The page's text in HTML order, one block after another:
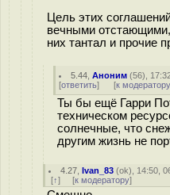
Цель этих
вечными
них тантал и прочие
5.44 ,Аноним (56),
[ответить] [к модератору
Ты бы ещё Гарри
техническом
солнечные, что
другим жизнь не
4.27 ,Ivan_83 (ok), 14:50,
[↑] [к модератору]